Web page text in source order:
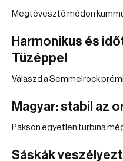
Megtévesztő módon
Harmonikus és
Tüzéppel
Válaszd a Semmelrock
Magyar: stabil az
Pakson egyetlen turbina
Sáskák